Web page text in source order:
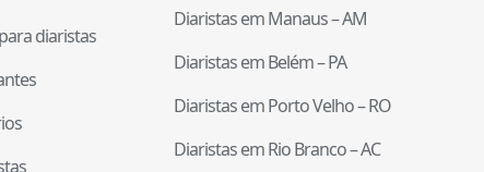
diaristas
Diaristas emManaus–AM
Diaristas emBelém–PA
Diaristas emPorto Velho–RO
Diaristas emRio Branco–AC